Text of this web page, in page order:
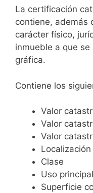
La certificación
contiene, además
carácter físico,
inmueble a que
gráfica.
Contiene los
Valor
Valor
Valor
Localización
Clase
Uso principal
Superficie